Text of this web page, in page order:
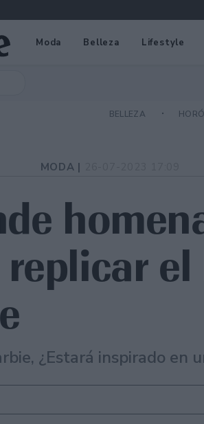
Moda Belleza Lifestyle
BELLEZA
MODA |
¿Estará inspirado en